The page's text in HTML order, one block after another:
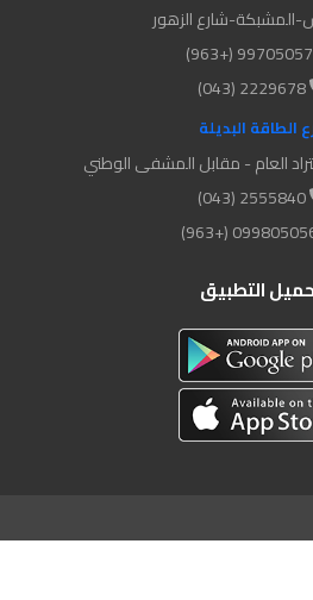
شارع الزهور
2229678 (043)
الطاقة البديلة
العام - مقابل المشفى الوطني
2555840 (043)
التطبيق